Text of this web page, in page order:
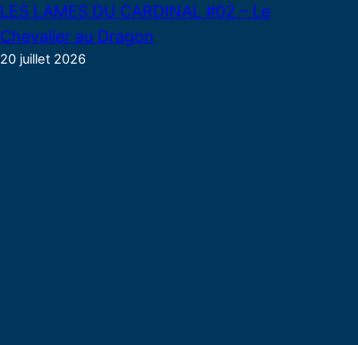
LES LAMES DU CARDINAL #02 – Le
Chevalier au Dragon
20 juillet 2026